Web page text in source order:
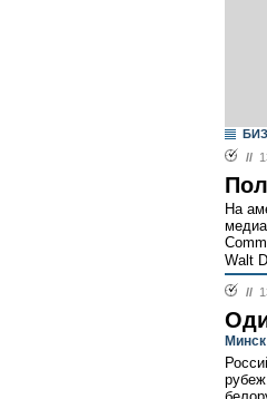
//
На
Walt
//